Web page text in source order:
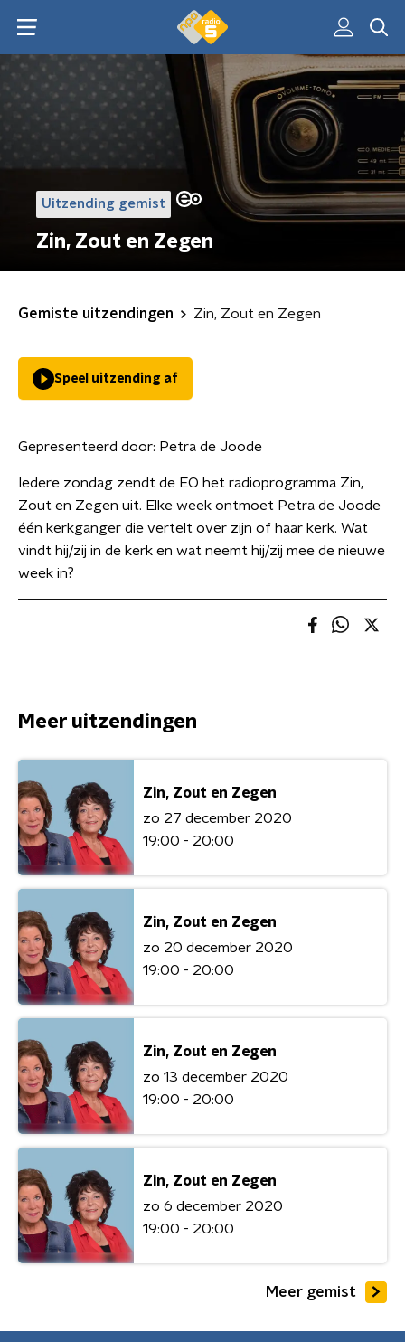
Uitzending gemist
Zin, Zout en Zegen
Gemiste uitzendingen Zin, Zout en Zegen
Speel uitzending af
Gepresenteerd door: Petra de Joode
Iedere zondag zendt de EO het radioprogramma Zin,
Zout en Zegen uit. Elke week ontmoet Petra de Joode
één kerkganger die vertelt over zijn of haar kerk. Wat
vindt hij/zij in de kerk en wat neemt hij/zij mee de nieuwe
week in?
Meer uitzendingen
Zin, Zout en Zegen
zo 27 december 2020
19:00 - 20:00
Zin, Zout en Zegen
zo 20 december 2020
19:00 - 20:00
Zin, Zout en Zegen
zo 13 december 2020
19:00 - 20:00
Zin, Zout en Zegen
zo 6 december 2020
19:00 - 20:00
Meer gemist